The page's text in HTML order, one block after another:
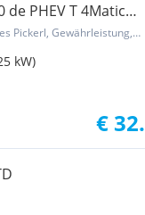
de PHEV T 4Matic
Hybrid Elektro/Diesel, Automatik, gültiges Pickerl, Gewährleistung, Garantie
kW)
€